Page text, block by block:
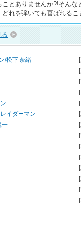
ことありませんか?!そん
れを弾いても喜ばれる
る
/松下 奈緒
イダーマン
一